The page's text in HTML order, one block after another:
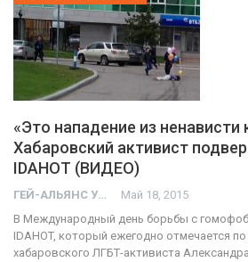
«Это нападение из ненависти
Хабаровский активист
IDAHOT (ВИДЕО)
ГЕЙ-АЛЬЯНС УКРАИНА Май 18, 2015
В Международный день борьбы с
IDAHOT, который ежегодно отмечается
хабаровского ЛГБТ-активиста